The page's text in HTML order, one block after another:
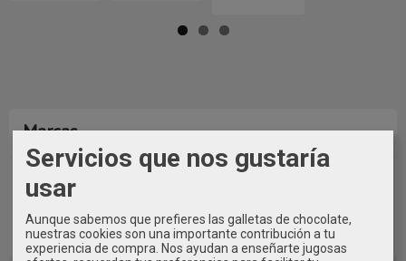
Marcas
Servicios que nos gustaría
usar
Aunque sabemos que prefieres las galletas de chocolate,
nuestras cookies son una importante contribución a tu
experiencia de compra. Nos ayudan a enseñarte jugosas